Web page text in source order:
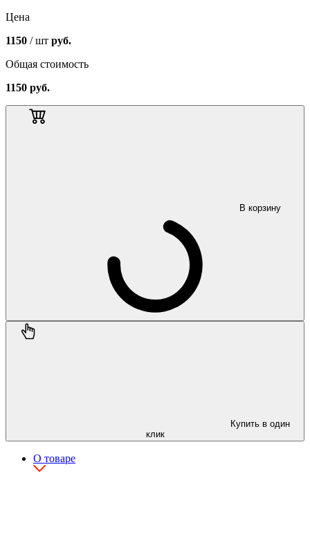
Цена
1150 / шт руб.
Общая стоимость
1150 руб.
В корзину
Купить в один
клик
О товаре